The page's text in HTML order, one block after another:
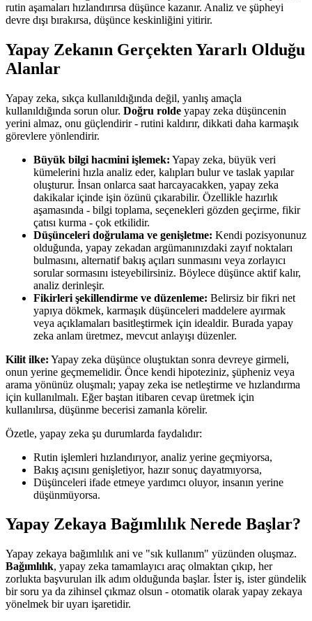
rutin aşamaları hızlandırırsa düşünce kazanır. Analiz ve şüpheyi
devre dışı bırakırsa, düşünce keskinliğini yitirir.
Yapay Zekanın Gerçekten Yararlı Olduğu
Alanlar
Yapay zeka, sıkça kullanıldığında değil, yanlış amaçla
kullanıldığında sorun olur. Doğru rolde yapay zeka düşüncenin
yerini almaz, onu güçlendirir - rutini kaldırır, dikkati daha karmaşık
görevlere yönlendirir.
Büyük bilgi hacmini işlemek: Yapay zeka, büyük veri
kümelerini hızla analiz eder, kalıpları bulur ve taslak yapılar
oluşturur. İnsan onlarca saat harcayacakken, yapay zeka
dakikalar içinde işin özünü çıkarabilir. Özellikle hazırlık
aşamasında - bilgi toplama, seçenekleri gözden geçirme, fikir
çatısı kurma - çok etkilidir.
Düşünceleri doğrulama ve genişletme: Kendi pozisyonunuz
olduğunda, yapay zekadan argümanınızdaki zayıf noktaları
bulmasını, alternatif bakış açıları sunmasını veya zorlayıcı
sorular sormasını isteyebilirsiniz. Böylece düşünce aktif kalır,
analiz derinleşir.
Fikirleri şekillendirme ve düzenleme: Belirsiz bir fikri net
yapıya dökmek, karmaşık düşünceleri maddelere ayırmak
veya açıklamaları basitleştirmek için idealdir. Burada yapay
zeka anlam üretmez, mevcut anlayışı düzenler.
Kilit ilke: Yapay zeka düşünce oluştuktan sonra devreye girmeli,
onun yerine geçmemelidir. Önce kendi hipoteziniz, şüpheniz veya
arama yönünüz oluşmalı; yapay zeka ise netleştirme ve hızlandırma
için kullanılmalı. Eğer baştan itibaren cevap üretmek için
kullanılırsa, düşünme becerisi zamanla körelir.
Özetle, yapay zeka şu durumlarda faydalıdır:
Rutin işlemleri hızlandırıyor, analiz yerine geçmiyorsa,
Bakış açısını genişletiyor, hazır sonuç dayatmıyorsa,
Düşünceleri ifade etmeye yardımcı oluyor, insanın yerine
düşünmüyorsa.
Yapay Zekaya Bağımlılık Nerede Başlar?
Yapay zekaya bağımlılık ani ve "sık kullanım" yüzünden oluşmaz.
Bağımlılık, yapay zeka tamamlayıcı araç olmaktan çıkıp, her
zorlukta başvurulan ilk adım olduğunda başlar. İster iş, ister gündelik
bir soru ya da zihinsel çıkmaz olsun - otomatik olarak yapay zekaya
yönelmek bir uyarı işaretidir.